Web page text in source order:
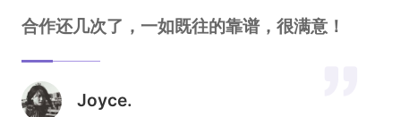
合作还几次了，一如既往的靠谱，很满意！
Joyce.